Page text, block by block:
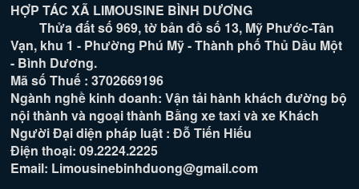
HỢP TÁC XÃ LIMOUSINE BÌNH DƯƠNG
Thửa đất số 969, tờ bản đồ số 13, Mỹ Phước-Tân
Vạn, khu 1 - Phường Phú Mỹ - Thành phố Thủ Dầu Một
- Bình Dương.
Mã số Thuế : 3702669196
Ngành nghề kinh doanh: Vận tải hành khách đường bộ
nội thành và ngoại thành Bằng xe taxi và xe Khách
Người Đại diện pháp luật : Đỗ Tiến Hiếu
Điện thoại: 09.2224.2225
Email: Limousinebinhduong@gmail.com